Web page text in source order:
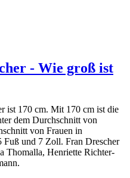
- Wie groß ist
ist 170 cm. Mit 170 cm ist die
dem Durchschnitt von
von Frauen in
Fuß und 7 Zoll. Fran Drescher
Thomalla, Henriette Richter-